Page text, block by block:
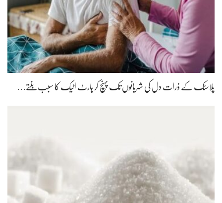
پلاسٹک کے ذرات دل کی شریانوں تک پہنچ کر ہارٹ اٹیک کا سبب بنتے…